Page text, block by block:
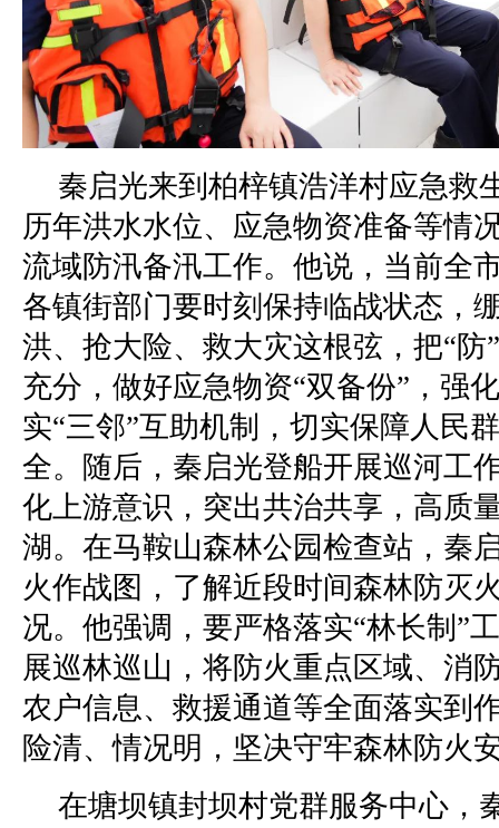
秦启光来到柏梓镇浩洋村应急救
历年洪水水位、应急物资准备等情
流域防汛备汛工作。他说，当前全
各镇街部门要时刻保持临战状态，
洪、抢大险、救大灾这根弦，把“防
充分，做好应急物资“双备份”，强
实“三邻”互助机制，切实保障人民
全。随后，秦启光登船开展巡河工
化上游意识，突出共治共享，高质
湖。在马鞍山森林公园检查站，秦
火作战图，了解近段时间森林防灭
况。他强调，要严格落实“林长制”
展巡林巡山，将防火重点区域、消
农户信息、救援通道等全面落实到
险清、情况明，坚决守牢森林防火
在塘坝镇封坝村党群服务中心，